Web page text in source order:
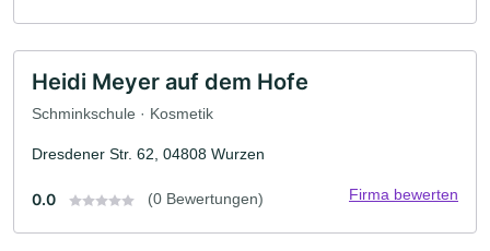
Heidi Meyer auf dem Hofe
Schminkschule · Kosmetik
Dresdener Str. 62, 04808 Wurzen
0.0 (0 Bewertungen) Firma bewerten